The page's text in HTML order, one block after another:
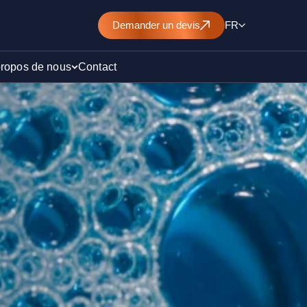
Demander un devis FR
de
de nous Contact